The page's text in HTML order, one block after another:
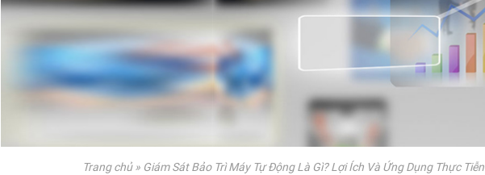
Trang chủ» Giám Sát Bảo Trì Máy Tự Động Là Gì? Lợi Ích Và Ứng Dụng Thực Tiễn